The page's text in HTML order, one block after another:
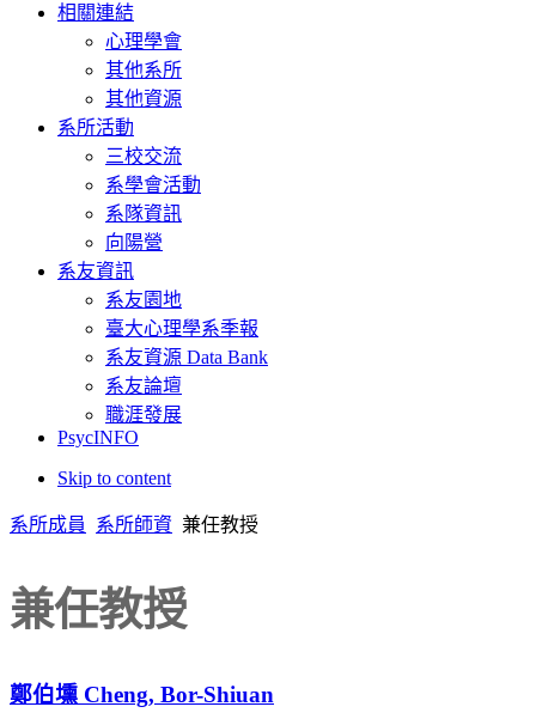
相關連結
心理學會
其他系所
其他資源
系所活動
三校交流
系學會活動
系隊資訊
向陽營
系友資訊
系友園地
臺大心理學系季報
系友資源 Data Bank
系友論壇
職涯發展
PsycINFO
Skip to content
系所成員 系所師資 兼任教授
兼任教授
鄭伯壎 Cheng, Bor-Shiuan